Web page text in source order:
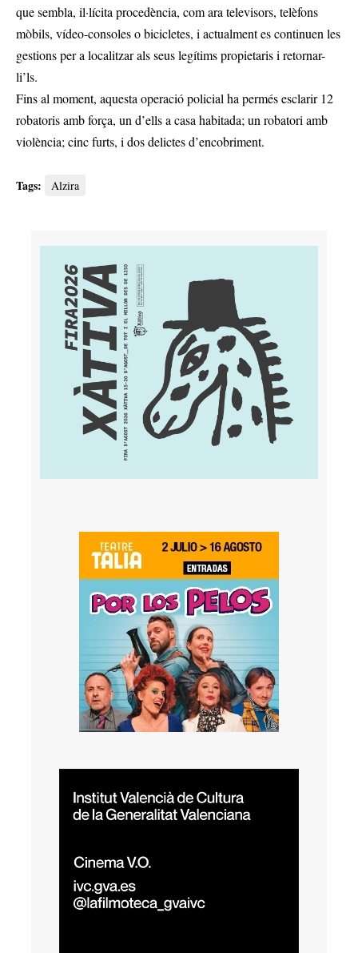
que sembla, il·lícita procedència, com ara televisors, telèfons
mòbils, vídeo-consoles o bicicletes, i actualment es continuen les
gestions per a localitzar als seus legítims propietaris i retornar-
li’ls.
Fins al moment, aquesta operació policial ha permés esclarir 12
robatoris amb força, un d’ells a casa habitada; un robatori amb
violència; cinc furts, i dos delictes d’encobriment.
Tags: Alzira